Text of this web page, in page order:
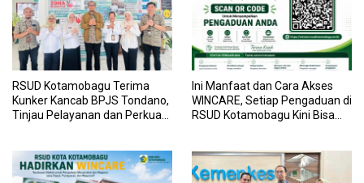
RSUD Kotamobagu Terima
Kunker Kancab BPJS Tondano,
Tinjau Pelayanan dan Perkuat
Ini Manfaat dan Cara Akses
WINCARE, Setiap Pengaduan di
RSUD Kotamobagu Kini Bisa